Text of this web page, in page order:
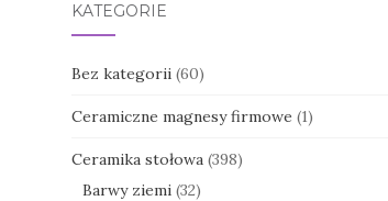
KATEGORIE
Bez kategorii (60)
Ceramiczne magnesy firmowe (1)
Ceramika stołowa (398)
Barwy ziemi (32)